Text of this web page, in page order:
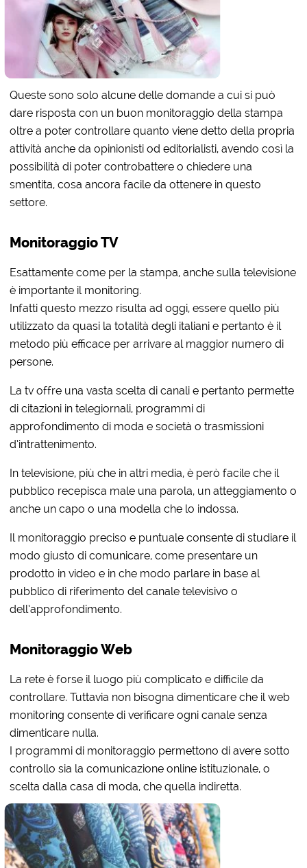
Queste sono solo alcune delle domande a cui si può
dare risposta con un buon monitoraggio della stampa
oltre a poter controllare quanto viene detto della propria
attività anche da opinionisti od editorialisti, avendo così la
possibilità di poter controbattere o chiedere una
smentita, cosa ancora facile da ottenere in questo
settore.
Monitoraggio TV
Esattamente come per la stampa, anche sulla televisione
è importante il monitoring.
Infatti questo mezzo risulta ad oggi, essere quello più
utilizzato da quasi la totalità degli italiani e pertanto è il
metodo più efficace per arrivare al maggior numero di
persone.
La tv offre una vasta scelta di canali e pertanto permette
di citazioni in telegiornali, programmi di
approfondimento di moda e società o trasmissioni
d’intrattenimento.
In televisione, più che in altri media, è però facile che il
pubblico recepisca male una parola, un atteggiamento o
anche un capo o una modella che lo indossa.
Il monitoraggio preciso e puntuale consente di studiare il
modo giusto di comunicare, come presentare un
prodotto in video e in che modo parlare in base al
pubblico di riferimento del canale televisivo o
dell’approfondimento.
Monitoraggio Web
La rete è forse il luogo più complicato e difficile da
controllare. Tuttavia non bisogna dimenticare che il web
monitoring consente di verificare ogni canale senza
dimenticare nulla.
I programmi di monitoraggio permettono di avere sotto
controllo sia la comunicazione online istituzionale, o
scelta dalla casa di moda, che quella indiretta.